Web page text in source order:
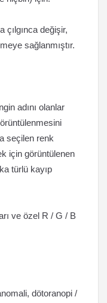
çılgınca değişir,
sağlanmıştır.
adını olanlar
seçilen renk
için görüntülenen
türlü kayıp
ve özel R / G / B
dötoranopi /